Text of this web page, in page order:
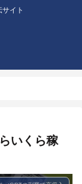
イト
いくら稼